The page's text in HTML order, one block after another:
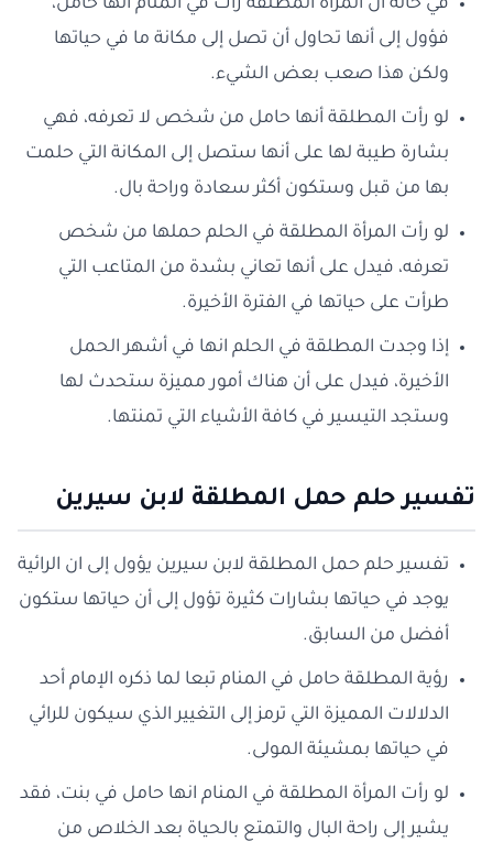
في حالة أن المرأة المطلقة رأت في المنام أنها حامل،
فؤول إلى أنها تحاول أن تصل إلى مكانة ما في حياتها
ولكن هذا صعب بعض الشيء.
لو رأت المطلقة أنها حامل من شخص لا تعرفه، فهي
بشارة طيبة لها على أنها ستصل إلى المكانة التي حلمت
بها من قبل وستكون أكثر سعادة وراحة بال.
لو رأت المرأة المطلقة في الحلم حملها من شخص
تعرفه، فيدل على أنها تعاني بشدة من المتاعب التي
طرأت على حياتها في الفترة الأخيرة.
إذا وجدت المطلقة في الحلم انها في أشهر الحمل
الأخيرة، فيدل على أن هناك أمور مميزة ستحدث لها
وستجد التيسير في كافة الأشياء التي تمنتها.
تفسير حلم حمل المطلقة لابن سيرين
تفسير حلم حمل المطلقة لابن سيرين يؤول إلى ان الرائية
يوجد في حياتها بشارات كثيرة تؤول إلى أن حياتها ستكون
أفضل من السابق.
رؤية المطلقة حامل في المنام تبعا لما ذكره الإمام أحد
الدلالات المميزة التي ترمز إلى التغيير الذي سيكون للرائي
في حياتها بمشيئة المولى.
لو رأت المرأة المطلقة في المنام انها حامل في بنت، فقد
يشير إلى راحة البال والتمتع بالحياة بعد الخلاص من